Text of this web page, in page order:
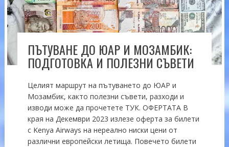
ПЪТУВАНЕ ДО ЮАР И МОЗАМБИК:
ПОДГОТОВКА И ПОЛЕЗНИ СЪВЕТИ
Целият маршрут на пътуването до ЮАР и
Мозамбик, както полезни съвети, разходи и
изводи може да прочетете ТУК. ОФЕРТАТА В
края на Декември 2023 излезе оферта за билети
с Kenya Airways на нереално ниски цени от
различни европейски летища. Повечето билети